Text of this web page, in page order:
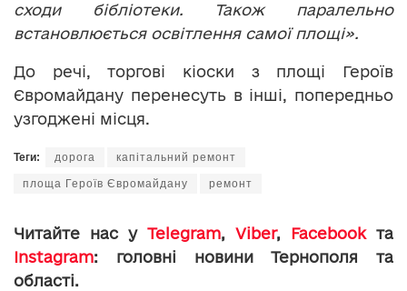
сходи бібліотеки. Також паралельно
встановлюється освітлення самої площі».
До речі, торгові кіоски з площі Героїв
Євромайдану перенесуть в інші, попередньо
узгоджені місця.
Теги: дорога капітальний ремонт
площа Героїв Євромайдану ремонт
Читайте нас у Telegram, Viber, Facebookта
Instagram: головні новини Тернополя та
області.